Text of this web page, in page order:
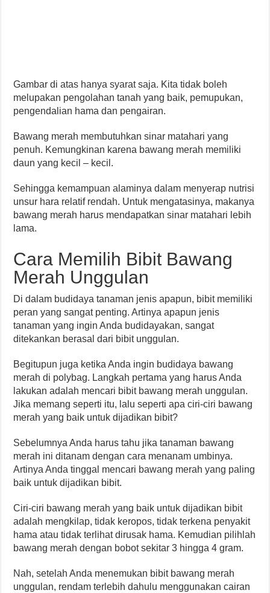
Gambar di atas hanya syarat saja. Kita tidak boleh
melupakan pengolahan tanah yang baik, pemupukan,
pengendalian hama dan pengairan.
Bawang merah membutuhkan sinar matahari yang
penuh. Kemungkinan karena bawang merah memiliki
daun yang kecil – kecil.
Sehingga kemampuan alaminya dalam menyerap nutrisi
unsur hara relatif rendah. Untuk mengatasinya, makanya
bawang merah harus mendapatkan sinar matahari lebih
lama.
Cara Memilih Bibit Bawang
Merah Unggulan
Di dalam budidaya tanaman jenis apapun, bibit memiliki
peran yang sangat penting. Artinya apapun jenis
tanaman yang ingin Anda budidayakan, sangat
ditekankan berasal dari bibit unggulan.
Begitupun juga ketika Anda ingin budidaya bawang
merah di polybag. Langkah pertama yang harus Anda
lakukan adalah mencari bibit bawang merah unggulan.
Jika memang seperti itu, lalu seperti apa ciri-ciri bawang
merah yang baik untuk dijadikan bibit?
Sebelumnya Anda harus tahu jika tanaman bawang
merah ini ditanam dengan cara menanam umbinya.
Artinya Anda tinggal mencari bawang merah yang paling
baik untuk dijadikan bibit.
Ciri-ciri bawang merah yang baik untuk dijadikan bibit
adalah mengkilap, tidak keropos, tidak terkena penyakit
hama atau tidak terlihat dirusak hama. Kemudian pilihlah
bawang merah dengan bobot sekitar 3 hingga 4 gram.
Nah, setelah Anda menemukan bibit bawang merah
unggulan, rendam terlebih dahulu menggunakan cairan